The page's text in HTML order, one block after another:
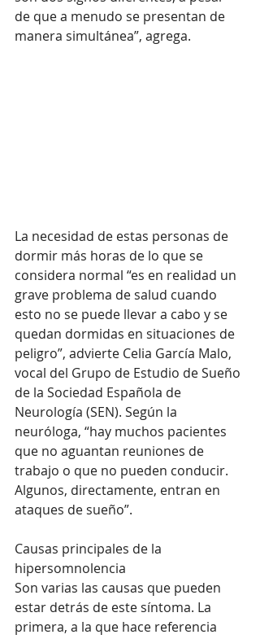
de que a menudo se presentan de
manera simultánea”, agrega.
La necesidad de estas personas de
dormir más horas de lo que se
considera normal “es en realidad un
grave problema de salud cuando
esto no se puede llevar a cabo y se
quedan dormidas en situaciones de
peligro”, advierte Celia García Malo,
vocal del Grupo de Estudio de Sueño
de la Sociedad Española de
Neurología (SEN). Según la
neuróloga, “hay muchos pacientes
que no aguantan reuniones de
trabajo o que no pueden conducir.
Algunos, directamente, entran en
ataques de sueño”.
Causas principales de la
hipersomnolencia
Son varias las causas que pueden
estar detrás de este síntoma. La
primera, a la que hace referencia